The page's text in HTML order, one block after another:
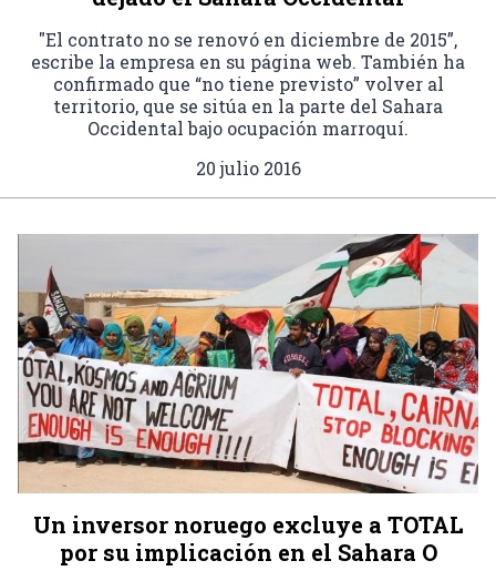
"El contrato no se renovó en diciembre de 2015”,
escribe la empresa en su página web. También ha
confirmado que “no tiene previsto” volver al
territorio, que se sitúa en la parte del Sahara
Occidental bajo ocupación marroquí.
20 julio 2016
Un inversor noruego excluye a TOTAL
por su implicación en el Sahara O